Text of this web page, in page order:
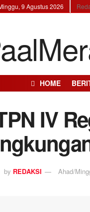
9 Agustus 2026
HOME
IV
by REDAKSI Ahad/